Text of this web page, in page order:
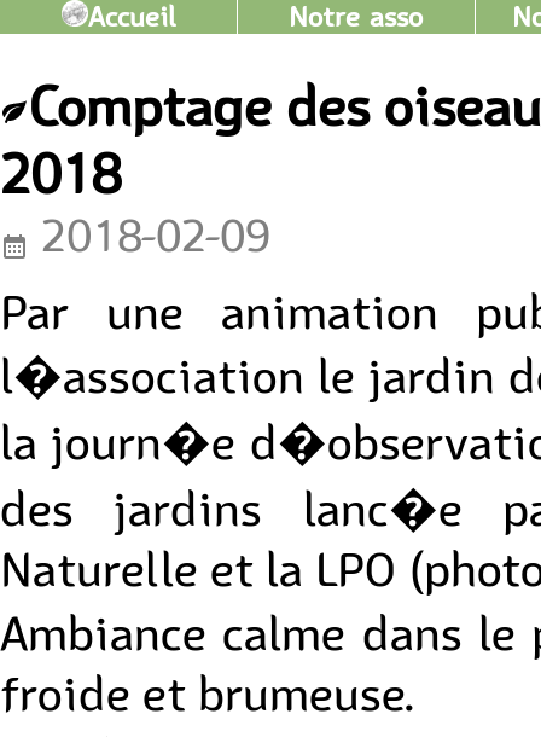
Accueil Notre asso
Comptage des
2018
2018-02-09
Par une animation
l�association le jardin
la journ�e
des jardins lanc�e
Naturelle et la LPO
Ambiance calme dans
froide et brumeuse.